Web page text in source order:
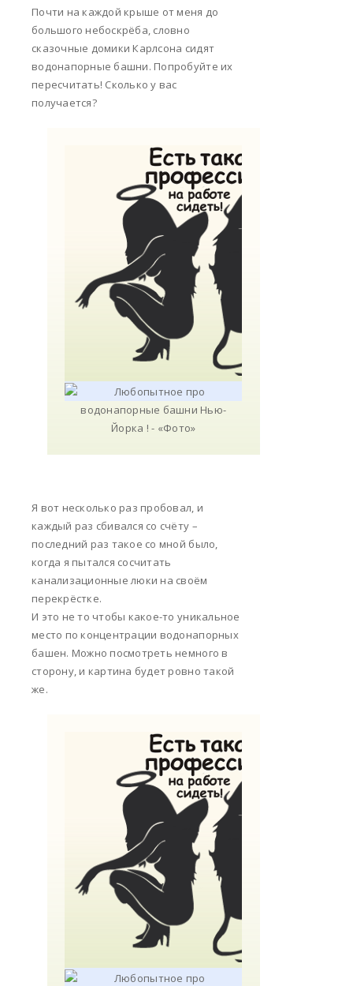
Почти на каждой крыше от меня до
большого небоскрёба, словно
сказочные домики Карлсона сидят
водонапорные башни. Попробуйте их
пересчитать! Сколько у вас
получается?
Я вот несколько раз пробовал, и
каждый раз сбивался со счёту –
последний раз такое со мной было,
когда я пытался сосчитать
канализационные люки на своём
перекрёстке.
И это не то чтобы какое-то уникальное
место по концентрации водонапорных
башен. Можно посмотреть немного в
сторону, и картина будет ровно такой
же.